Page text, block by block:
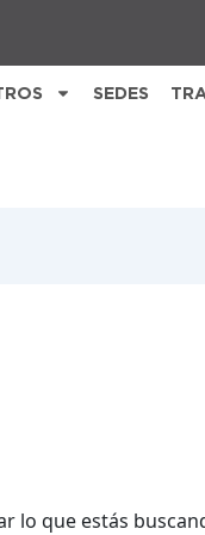
SEDES
lo que estás